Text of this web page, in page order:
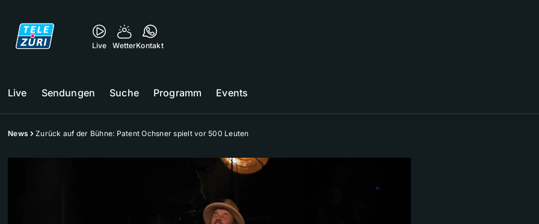
Live WetterKontakt
Live Sendungen Suche Programm Events
News Zurück auf der Bühne: Patent Ochsner spielt vor 500 Leuten